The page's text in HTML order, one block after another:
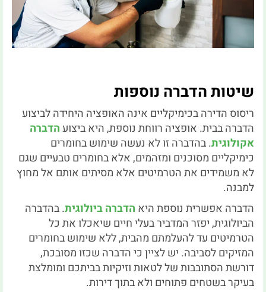
שיטות הדברה נוספות
ריסוס הדירה בכימיקליים אינה האופציה היחידה לביצוע
הדברה בבית. אופציה רווחת נוספת, היא ביצועהדברה
אקולוגית. בהדברה זו לא נעשה שימוש בחומרים
כימיקליים מסוכנים ומזהמים, אלא בחומרים טבעיים שגם
לא משמידים את הטרמיטים אלא מסיתים אותם אל מחוץ
למבנה.
הדברה אפשרית נוספת היא הדברה ביולוגית. בהדברה
הביולוגית, יפזר המדביר בעלי חיים שיאכלו את כל
הטרמיטים עד להעלמתם מהבית, ללא שימוש בחומרים
המזיקים לסביבה. יש לציין כי הדברה שכזו מסובכת,
דורשת הסתובבות של לטאות וזיקיות בביתכם ומומלצת
בעיקר בשטחים פתוחים ולא בתוך דירות.